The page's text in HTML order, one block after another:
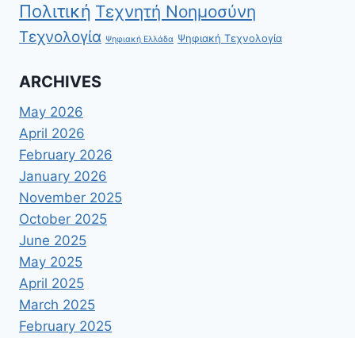
Πολιτική Τεχνητή Νοημοσύνη
Τεχνολογία Ψηφιακή Ελλάδα Ψηφιακή Τεχνολογία
ARCHIVES
May 2026
April 2026
February 2026
January 2026
November 2025
October 2025
June 2025
May 2025
April 2025
March 2025
February 2025